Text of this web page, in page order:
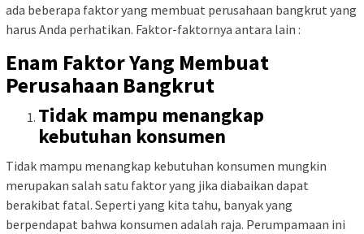
ada beberapa faktor yang membuat perusahaan bangkrut yang
harus Anda perhatikan. Faktor-faktornya antara lain :
Enam Faktor Yang Membuat
Perusahaan Bangkrut
Tidak mampu menangkap
kebutuhan konsumen
Tidak mampu menangkap kebutuhan konsumen mungkin
merupakan salah satu faktor yang jika diabaikan dapat
berakibat fatal. Seperti yang kita tahu, banyak yang
berpendapat bahwa konsumen adalah raja. Perumpamaan ini